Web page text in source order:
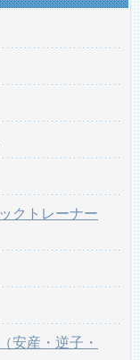
クトレーナー
安産・逆子・